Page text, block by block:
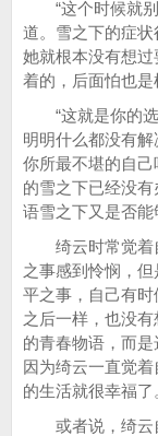
“这个时候就别
道。雪之下的症
她就根本没有想
着的，后面怕也是
“这就是你的选
明明什么都没有
你所最不堪的自
的雪之下已经没
语雪之下又是否能
绮云时常觉着
之事感到怜悯，
平之事，自己有
之后一样，也没
的青春物语，而
因为绮云一直觉
的生活就很幸福了
或者说，绮云